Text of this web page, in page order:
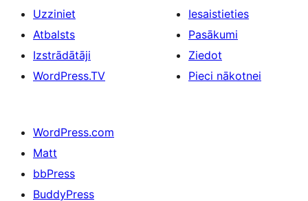
Uzziniet
Atbalsts
Izstrādātāji
WordPress.TV
Iesaistieties
Pasākumi
Ziedot
Pieci nākotnei
WordPress.com
Matt
bbPress
BuddyPress